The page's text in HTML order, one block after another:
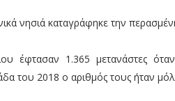
νησιά καταγράφηκε την
έφτασαν 1.365 μετανάστες
του 2018 ο αριθμός τους ήταν